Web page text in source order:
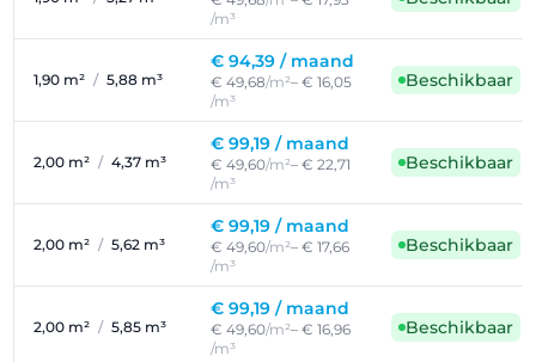
/m³
1,90 m² / 5,88 m³
€ 94,39 / maand
€ 49,68/m²– € 16,05
/m³
Beschikbaar
2,00 m² / 4,37 m³
€ 99,19 / maand
€ 49,60/m²– € 22,71
/m³
Beschikbaar
2,00 m² / 5,62 m³
€ 99,19 / maand
€ 49,60/m²– € 17,66
/m³
Beschikbaar
2,00 m² / 5,85 m³
€ 99,19 / maand
€ 49,60/m²– € 16,96
/m³
Beschikbaar